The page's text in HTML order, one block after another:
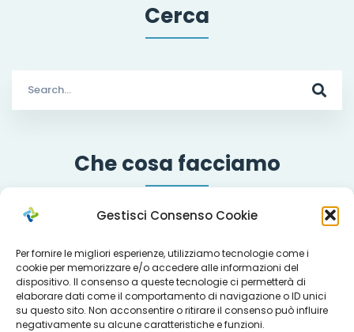
Gestisci Consenso Cookie
Per fornire le migliori esperienze, utilizziamo tecnologie come i
cookie per memorizzare e/o accedere alle informazioni del
dispositivo. Il consenso a queste tecnologie ci permetterà di
elaborare dati come il comportamento di navigazione o ID unici
su questo sito. Non acconsentire o ritirare il consenso può influire
negativamente su alcune caratteristiche e funzioni.
Cerca
for:
Che cosa facciamo
Servizi
Progetti